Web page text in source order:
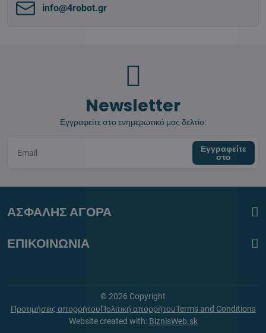
info​@4robot​.gr
Newsletter
Εγγραφείτε στο ενημερωτικό μας δελτίο:
Εγγραφείτε
στο
ΑΣΦΑΛΗΣ ΑΓΟΡΑ
ΕΠΙΚΟΙΝΩΝΙΑ
©2026 Copyright
Προτιμήσεις απορρήτουΠολιτική απορρήτουTerms and Conditions
Website created with: BiznisWeb.sk